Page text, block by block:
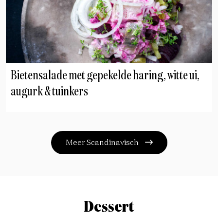
Bietensalade met gepekelde haring, witte ui,
augurk & tuinkers
Meer Scandinavisch
Dessert